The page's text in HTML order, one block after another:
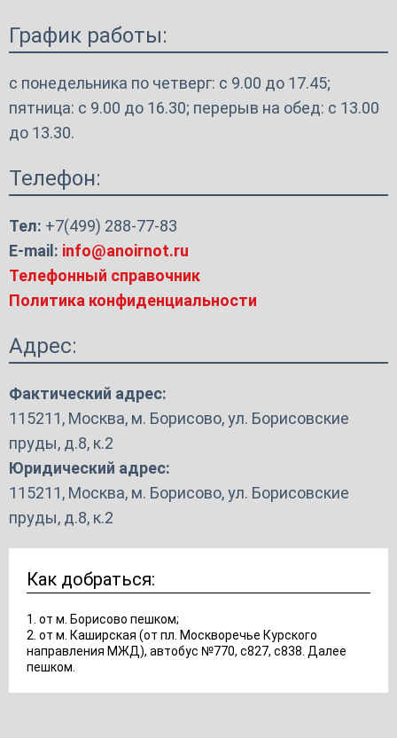
График работы:
с понедельника по четверг: с 9.00 до 17.45;
пятница: с 9.00 до 16.30; перерыв на обед: с 13.00
до 13.30.
Телефон:
Тел: +7(499) 288-77-83
E-mail: info@anoirnot.ru
Телефонный справочник
Политика конфиденциальности
Адрес:
Фактический адрес:
115211, Москва, м. Борисово, ул. Борисовские
пруды, д.8, к.2
Юридический адрес:
115211, Москва, м. Борисово, ул. Борисовские
пруды, д.8, к.2
Как добраться:
1. от м. Борисово пешком;
2. от м. Каширская (от пл. Москворечье Курского
направления МЖД), автобус №770, с827, с838. Далее
пешком.